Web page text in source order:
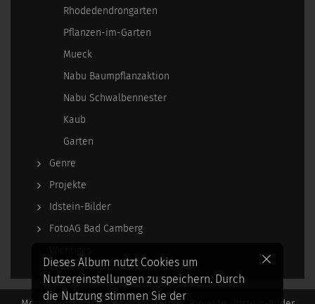
Rhodedendrongarten
Pflanzen-im-Garten
Mueck
Nabu Baumpflanzaktion
Nabu Schwalbennester
Kaub
Garten
Genre
Projekte
Idstein-Bilder
FotoAG Bad Camberg
Dieses Album nutzt Cookies um
Nutzereinstellungen zu speichern. Durch
die Nutzung stimmen Sie der